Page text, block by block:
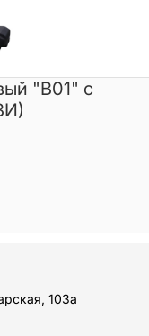
"B01" с
103а